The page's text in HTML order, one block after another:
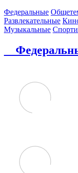
Федеральные
Развлекательные
Музыкальные